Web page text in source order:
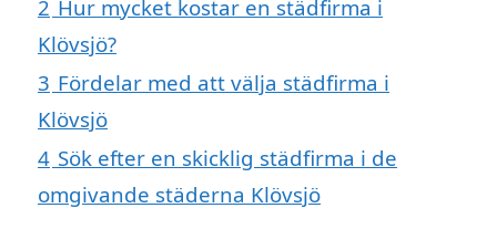
2 Hur mycket kostar en städfirma i
Klövsjö?
3 Fördelar med att välja städfirma i
Klövsjö
4 Sök efter en skicklig städfirma i de
omgivande städerna Klövsjö